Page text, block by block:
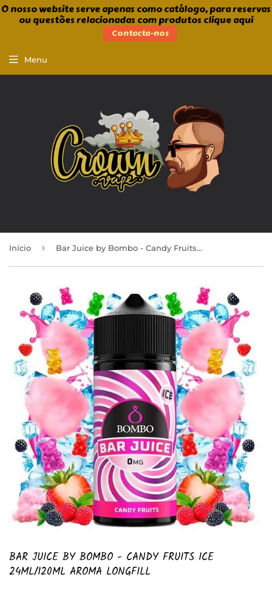
O nosso website serve apenas como catálogo, para reservas
ou questões relacionadas com produtos clique aqui
Contacta-nos
Menu
Início › Bar Juice by Bombo - Candy Fruits Ice 24ml/120ml Aroma Longfill
BAR JUICE BY BOMBO - CANDY FRUITS ICE
24ML/120ML AROMA LONGFILL